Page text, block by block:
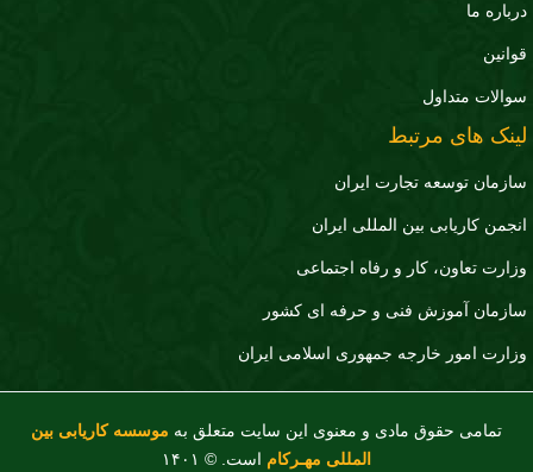
ما
متداول
های مرتبط
توسعه تجارت ايران
کاریابی بین المللی ایران
تعاون، کار و رفاه اجتماعی
آموزش فنی و حرفه ای کشور
امور خارجه جمهوری اسلامی ایران
تمامی حقوق مادی و معنوی این سایت متعلق به موسسه کاریابی بین
المللی مهـرکام است. © ۱۴۰۱